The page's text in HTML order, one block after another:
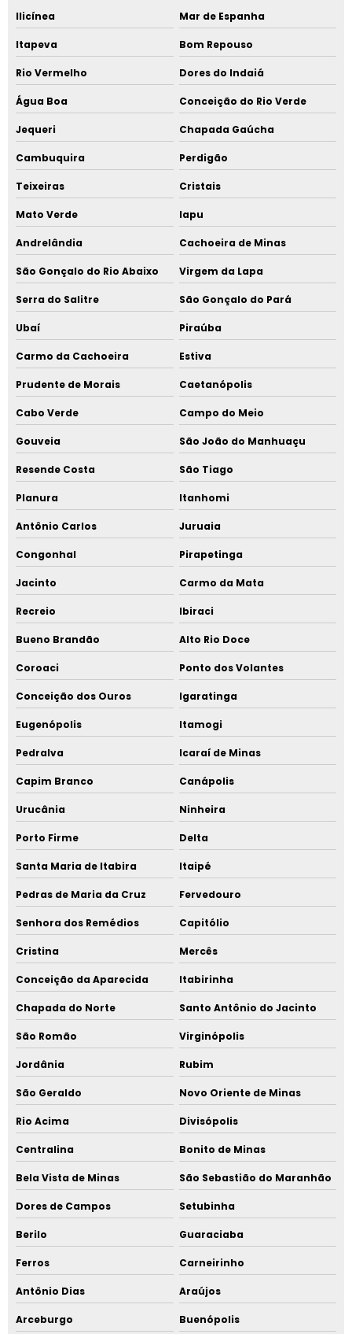
Ilicínea Mar de Espanha
Itapeva Bom Repouso
Rio Vermelho Dores do Indaiá
Água Boa Conceição do Rio Verde
Jequeri Chapada Gaúcha
Cambuquira Perdigão
Teixeiras Cristais
Mato Verde Iapu
Andrelândia Cachoeira de Minas
São Gonçalo do Rio Abaixo Virgem da Lapa
Serra do Salitre São Gonçalo do Pará
Ubaí Piraúba
Carmo da Cachoeira Estiva
Prudente de Morais Caetanópolis
Cabo Verde Campo do Meio
Gouveia São João do Manhuaçu
Resende Costa São Tiago
Planura Itanhomi
Antônio Carlos Juruaia
Congonhal Pirapetinga
Jacinto Carmo da Mata
Recreio Ibiraci
Bueno Brandão Alto Rio Doce
Coroaci Ponto dos Volantes
Conceição dos Ouros Igaratinga
Eugenópolis Itamogi
Pedralva Icaraí de Minas
Capim Branco Canápolis
Urucânia Ninheira
Porto Firme Delta
Santa Maria de Itabira Itaipé
Pedras de Maria da Cruz Fervedouro
Senhora dos Remédios Capitólio
Cristina Mercês
Conceição da Aparecida Itabirinha
Chapada do Norte Santo Antônio do Jacinto
São Romão Virginópolis
Jordânia Rubim
São Geraldo Novo Oriente de Minas
Rio Acima Divisópolis
Centralina Bonito de Minas
Bela Vista de Minas São Sebastião do Maranhão
Dores de Campos Setubinha
Berilo Guaraciaba
Ferros Carneirinho
Antônio Dias Araújos
Arceburgo Buenópolis